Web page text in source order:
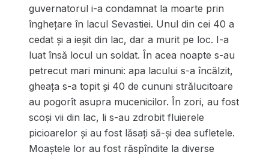
guvernatorul i-a condamnat la moarte prin
înghețare în lacul Sevastiei. Unul din cei 40 a
cedat și a ieșit din lac, dar a murit pe loc. I-a
luat însă locul un soldat. În acea noapte s-au
petrecut mari minuni: apa lacului s-a încălzit,
gheața s-a topit și 40 de cununi strălucitoare
au pogorît asupra mucenicilor. În zori, au fost
scoși vii din lac, li s-au zdrobit fluierele
picioarelor și au fost lăsați să-și dea sufletele.
Moaștele lor au fost răspîndite la diverse